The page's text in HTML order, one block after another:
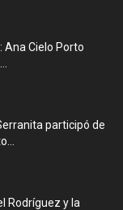
Ana Cielo Porto
participó de
Rodríguez y la